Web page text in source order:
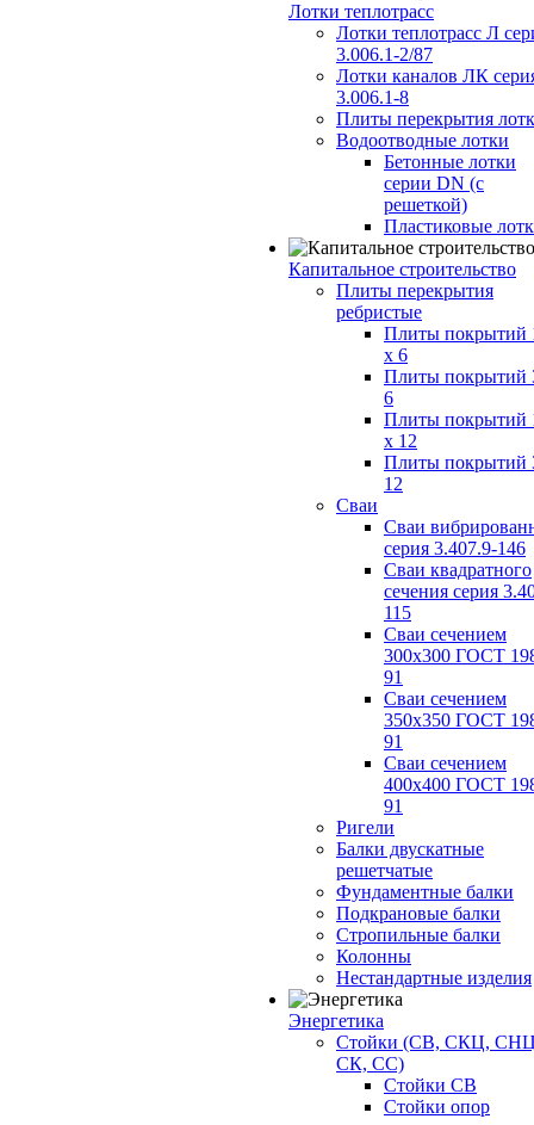
Лотки теплотрасс
Лотки теплотрасс Л
3.006.1-2/87
Лотки каналов ЛК
3.006.1-8
Плиты перекрытия
Водоотводные лотки
Бетонные лотки
серии DN (с
решеткой)
Пластиковые
Капитальное строительство
Плиты перекрытия
ребристые
Плиты покрытий
x 6
Плиты покрытий
6
Плиты покрытий
x 12
Плиты покрытий
12
Сваи
Сваи
серия 3.407.9-146
Сваи квадратного
сечения серия
115
Сваи сечением
300х300 ГОСТ
91
Сваи сечением
350х350 ГОСТ
91
Сваи сечением
400х400 ГОСТ
91
Ригели
Балки двускатные
решетчатые
Фундаментные балки
Подкрановые балки
Стропильные балки
Колонны
Нестандартные изделия
Энергетика
Стойки (СВ, СКЦ,
СК, СС)
Стойки СВ
Стойки опор